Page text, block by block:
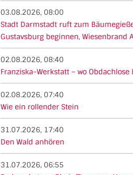
03.08.2026, 08:00
Stadt Darmstadt ruft zum
Gustavsburg beginnen, Wiesenbrand
02.08.2026, 08:40
Franziska-Werkstatt – wo
02.08.2026, 07:40
Wie ein rollender Stein
31.07.2026, 17:40
Den Wald anhören
31.07.2026, 06:55